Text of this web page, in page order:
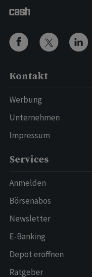
Kontakt
Werbung
Unternehmen
Impressum
Services
Anmelden
Börsenabos
Newsletter
E-Banking
Depot eröffnen
Ratgeber